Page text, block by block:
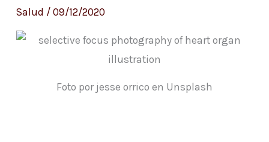
Salud / 09/12/2020
Foto por jesse orrico en Unsplash